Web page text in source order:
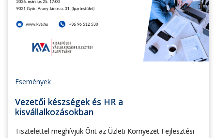
Események
Vezetői készségek és HR a
kisvállalkozásokban
Tisztelettel meghívjuk Önt az Üzleti Környezet Fejlesztési